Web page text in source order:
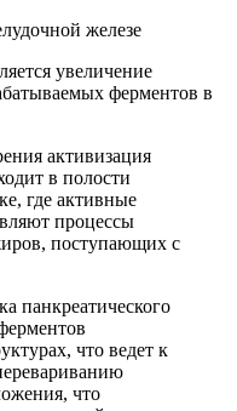
увеличение
ферментов в
активизация
в полости
где активные
процессы
поступающих с
панкреатического
что ведет к
что